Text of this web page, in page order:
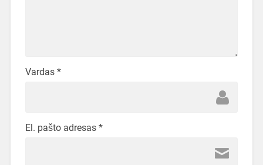
Vardas *
El. pašto adresas *